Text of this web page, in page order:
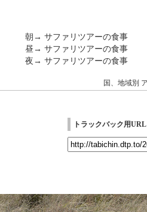
朝→ サファリツアーの食事
昼→ サファリツアーの食事
夜→ サファリツアーの食事
国、地域別
トラックバック用URL